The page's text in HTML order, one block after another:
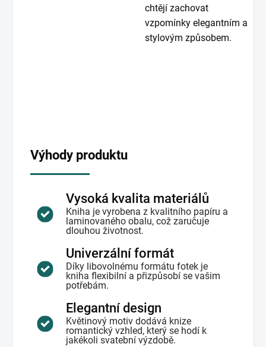
chtějí zachovat
vzpomínky elegantním a
stylovým způsobem.
Výhody produktu
Vysoká kvalita materiálů
Kniha je vyrobena z kvalitního papíru a
laminovaného obalu, což zaručuje
dlouhou životnost.
Univerzální formát
Díky libovolnému formátu fotek je
kniha flexibilní a přizpůsobí se vašim
potřebám.
Elegantní design
Květinový motiv dodává knize
romantický vzhled, který se hodí k
jakékoli svatební výzdobě.